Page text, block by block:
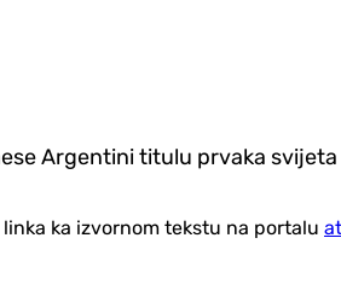
Argentini titulu prvaka
ka izvornom tekstu na portalu